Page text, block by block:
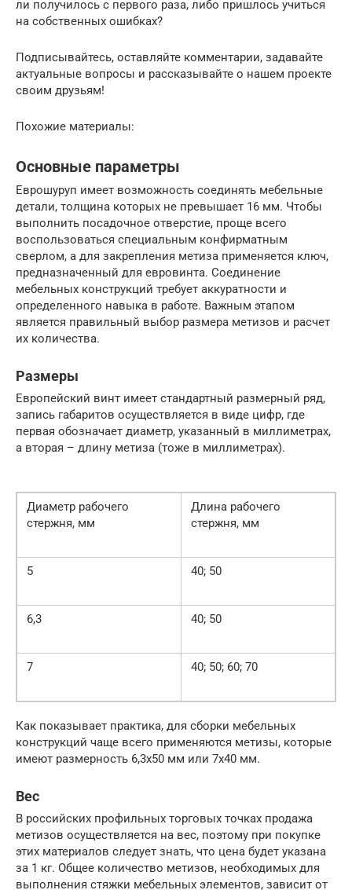
ли получилось с первого раза, либо пришлось учиться
на собственных ошибках?
Подписывайтесь, оставляйте комментарии, задавайте
актуальные вопросы и рассказывайте о нашем проекте
своим друзьям!
Похожие материалы:
Основные параметры
Еврошуруп имеет возможность соединять мебельные
детали, толщина которых не превышает 16 мм. Чтобы
выполнить посадочное отверстие, проще всего
воспользоваться специальным конфирматным
сверлом, а для закрепления метиза применяется ключ,
предназначенный для евровинта. Соединение
мебельных конструкций требует аккуратности и
определенного навыка в работе. Важным этапом
является правильный выбор размера метизов и расчет
их количества.
Размеры
Европейский винт имеет стандартный размерный ряд,
запись габаритов осуществляется в виде цифр, где
первая обозначает диаметр, указанный в миллиметрах,
а вторая – длину метиза (тоже в миллиметрах).
Диаметр рабочего
стержня, мм
Длина рабочего
стержня, мм
5 40; 50
6,3 40; 50
7 40; 50; 60; 70
Как показывает практика, для сборки мебельных
конструкций чаще всего применяются метизы, которые
имеют размерность 6,3х50 мм или 7х40 мм.
Вес
В российских профильных торговых точках продажа
метизов осуществляется на вес, поэтому при покупке
этих материалов следует знать, что цена будет указана
за 1 кг. Общее количество метизов, необходимых для
выполнения стяжки мебельных элементов, зависит от